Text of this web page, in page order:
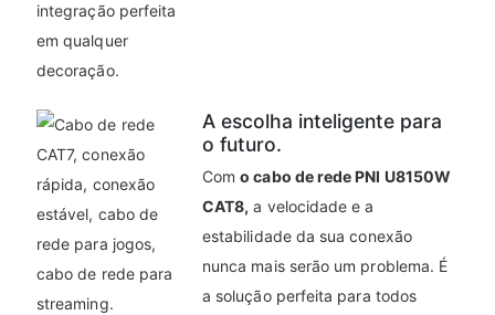
integração perfeita
em qualquer
decoração.
A escolha inteligente para
o futuro.
Como cabo de rede PNI U8150W
CAT8, a velocidade e a
estabilidade da sua conexão
nunca mais serão um problema. É
a solução perfeita para todos